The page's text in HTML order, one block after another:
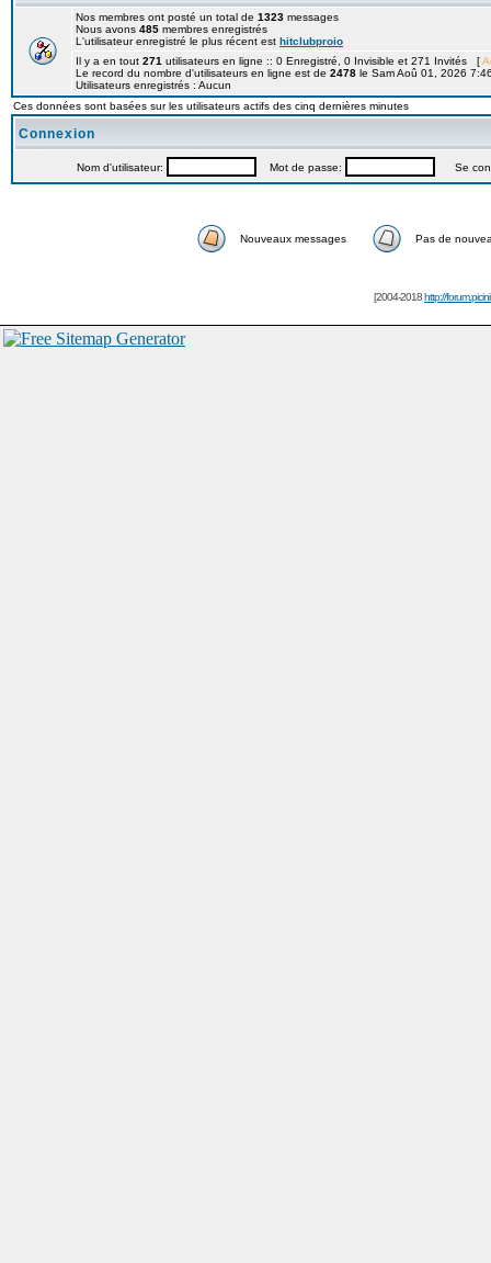
Nos membres ont posté un total de 1323 messages
Nous avons 485 membres enregistrés
L'utilisateur enregistré le plus récent est hitclubproio
Il y a en tout 271 utilisateurs en ligne :: 0 Enregistré, 0 Invisible et 271 Invités [
Le record du nombre d'utilisateurs en ligne est de 2478 le Sam Aoû 01, 2026
Utilisateurs enregistrés : Aucun
Ces données sont basées sur les utilisateurs actifs des cinq dernières minutes
Connexion
Nom d'utilisateur: Mot de passe: Se
Nouveaux messages Pas de
[2004-2018http://